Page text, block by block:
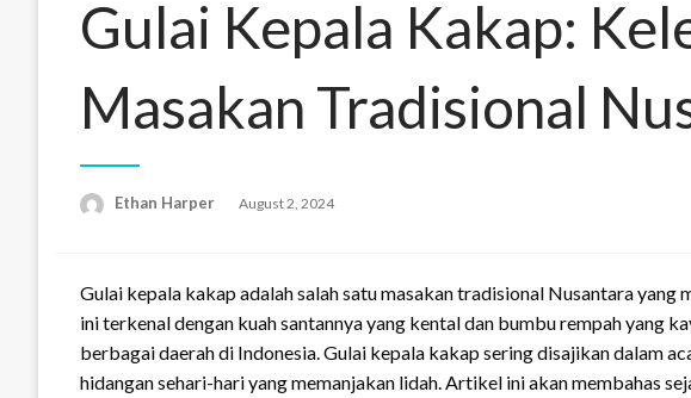
Gulai Kepala Kakap:
Masakan Tradisional
Ethan Harper
Posted
August 2, 2024
Gulai kepala kakap adalah salah satu masakan tradisional Nusantara yang
ini terkenal dengan kuah santannya yang kental dan bumbu rempah yang
berbagai daerah di Indonesia. Gulai kepala kakap sering disajikan dalam
hidangan sehari-hari yang memanjakan lidah. Artikel ini akan membahas